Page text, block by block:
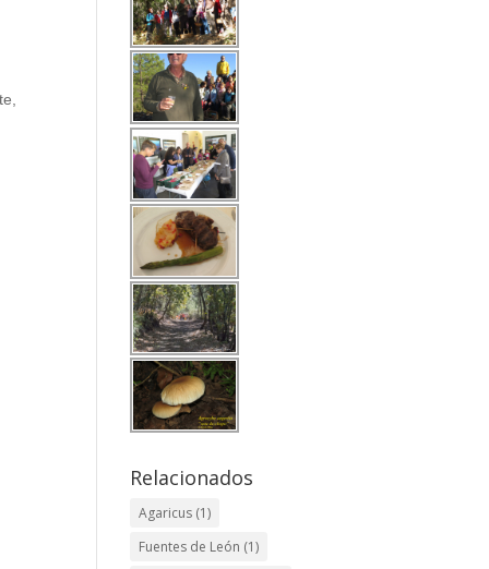
Relacionados
Agaricus (1)
Fuentes de León (1)